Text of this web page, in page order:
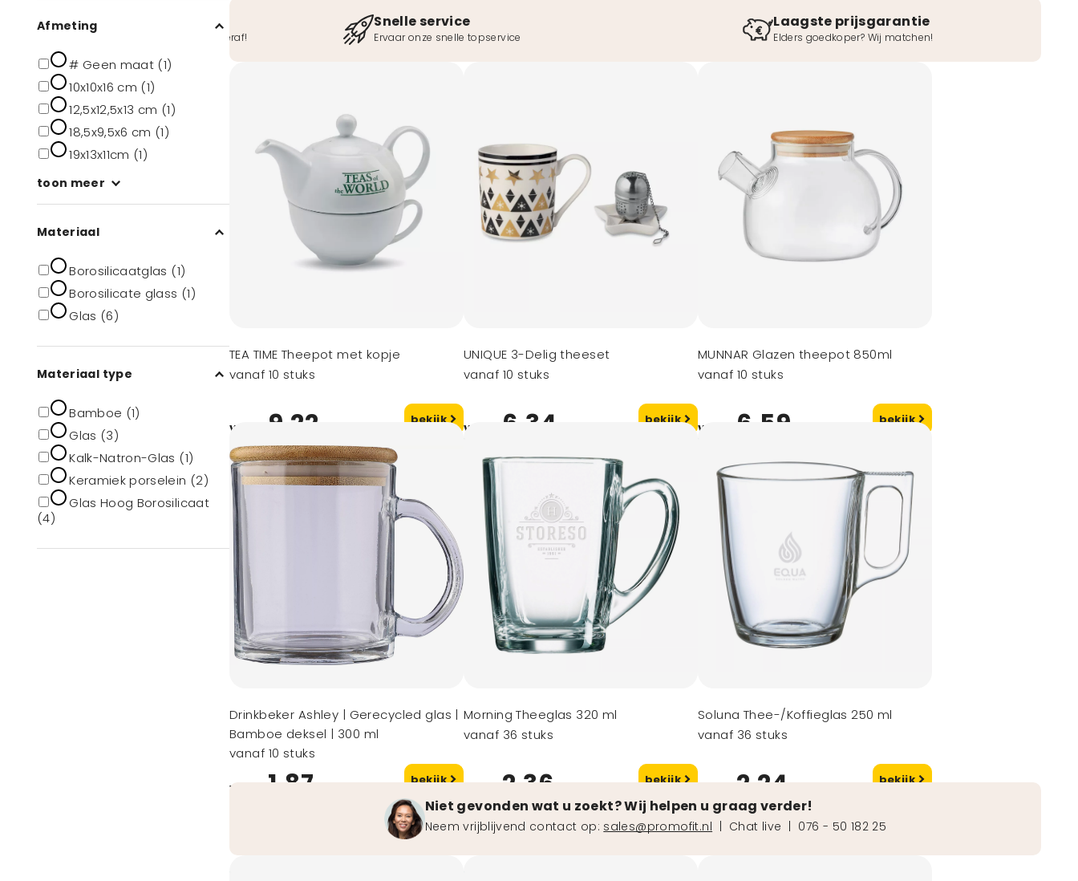
Afmeting
# Geen maat (1)
10x10x16 cm (1)
12,5x12,5x13 cm (1)
18,5x9,5x6 cm (1)
19x13x11cm (1)
toon meer
Materiaal
Borosilicaatglas (1)
Borosilicate glass (1)
Glas (6)
Materiaal type
Bamboe (1)
Glas (3)
Kalk-Natron-Glas (1)
Keramiek porselein (2)
Glas Hoog Borosilicaat
(4)
Snelle service
Ervaar onze snelle topservice
Laagste prijsgarantie
Elders goedkoper? Wij matchen!
Veilig betalen
O.a. iDeal, Bancontact, ook achteraf!
TEA TIME Theepot met kopje
vanaf 10 stuks
vanaf 9,22 bekijk
UNIQUE 3-Delig theeset
vanaf 10 stuks
vanaf 6,34 bekijk
MUNNAR Glazen theepot 850ml
vanaf 10 stuks
vanaf 6,59 bekijk
Drinkbeker Ashley | Gerecycled glas |
Bamboe deksel | 300 ml
vanaf 10 stuks
vanaf 1,87 bekijk
Morning Theeglas 320 ml
vanaf 36 stuks
2,36 bekijk
Soluna Thee-/Koffieglas 250 ml
vanaf 36 stuks
2,24 bekijk
Niet gevonden wat u zoekt? Wij helpen u graag verder!
Neem vrijblijvend contact op: sales@promofit.nl Chat live 076 - 50 182 25